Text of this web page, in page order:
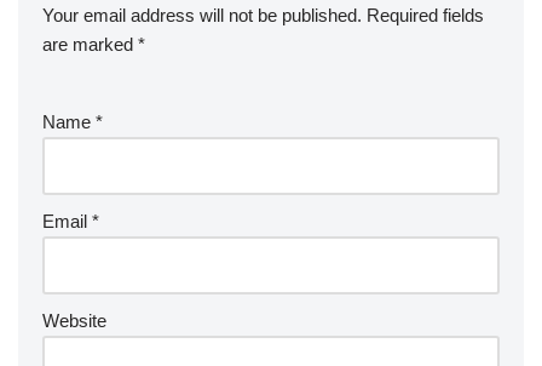
Your email address will not be published. Required fields
are marked *
Name *
Email *
Website